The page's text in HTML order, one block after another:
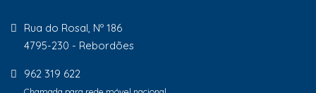
Rua do Rosal, Nº 186
4795-230 - Rebordões
962 319 622